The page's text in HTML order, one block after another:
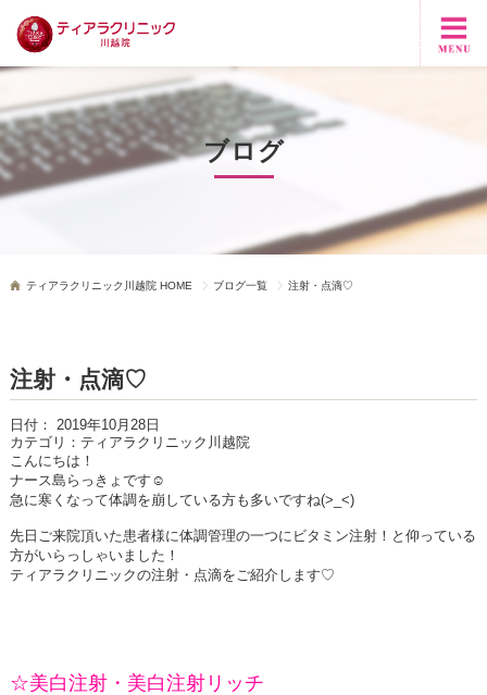
ブログ
ティアラクリニック川越院 HOME ブログ一覧 注射・点滴♡
注射・点滴♡
日付： 2019年10月28日
カテゴリ： ティアラクリニック川越院
こんにちは！
ナース島らっきょです☺
急に寒くなって体調を崩している方も多いですね(>_<)
先日ご来院頂いた患者様に体調管理の一つにビタミン注射！と仰っている
方がいらっしゃいました！
ティアラクリニックの注射・点滴をご紹介します♡
☆美白注射・美白注射リッチ